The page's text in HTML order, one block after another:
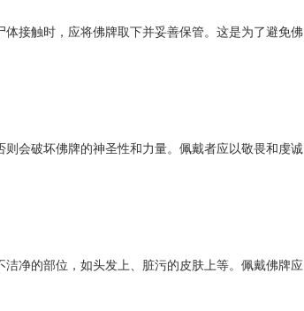
接触时，应将佛牌取下并妥善保管。这是为了避免佛
会破坏佛牌的神圣性和力量。佩戴者应以敬畏和虔诚
净的部位，如头发上、脏污的皮肤上等。佩戴佛牌应